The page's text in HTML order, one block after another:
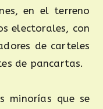
en el terreno
electorales, con
de carteles
de pancartas.
minorías que se